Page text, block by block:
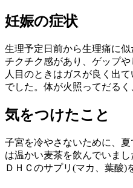
妊娠の症状
生理予定日前から生理痛に
チクチク感があり、ゲップ
人目のときはガスが良く出
でした。体が火照ってだるく
気をつけたこと
子宮を冷やさないために、
は温かい麦茶を飲んでいまし
ＤＨＣのサプリ(マカ、葉酸)